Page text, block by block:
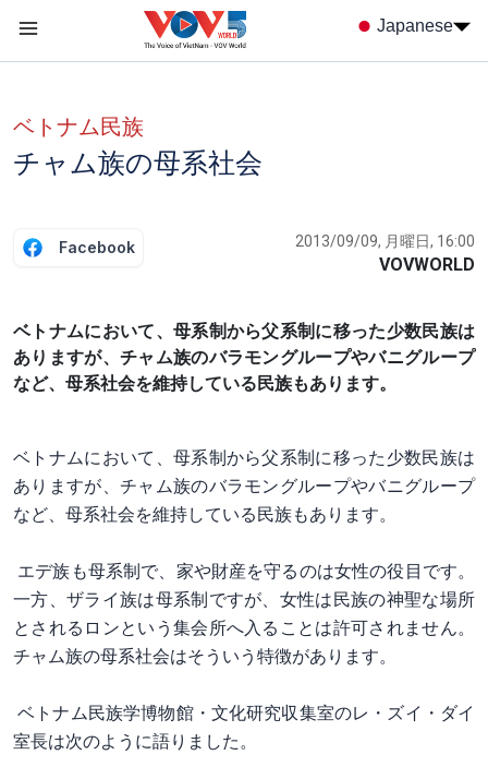
Japanese
ベトナム民族
チャム族の母系社会
Facebook 2013/09/09, 月曜日, 16:00
VOVWORLD
ベトナムにおいて、母系制から父系制に移った少数民族は
ありますが、チャム族のバラモングループやバニグループ
など、母系社会を維持している民族もあります。
ベトナムにおいて、母系制から父系制に移った少数民族は
ありますが、チャム族のバラモングループやバニグループ
など、母系社会を維持している民族もあります。
エデ族も母系制で、家や財産を守るのは女性の役目です。
一方、ザライ族は母系制ですが、女性は民族の神聖な場所
とされるロンという集会所へ入ることは許可されません。
チャム族の母系社会はそういう特徴があります。
ベトナム民族学博物館・文化研究収集室のレ・ズイ・ダイ
室長は次のように語りました。